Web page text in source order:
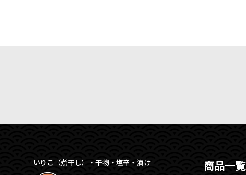
いりこ（煮干し）・干物・塩辛・漬け 商品一覧